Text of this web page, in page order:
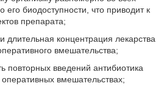
его биодоступности, что приводит к
препарата;
длительная концентрация лекарства
вмешательства;
повторных введений антибиотика
вмешательствах;